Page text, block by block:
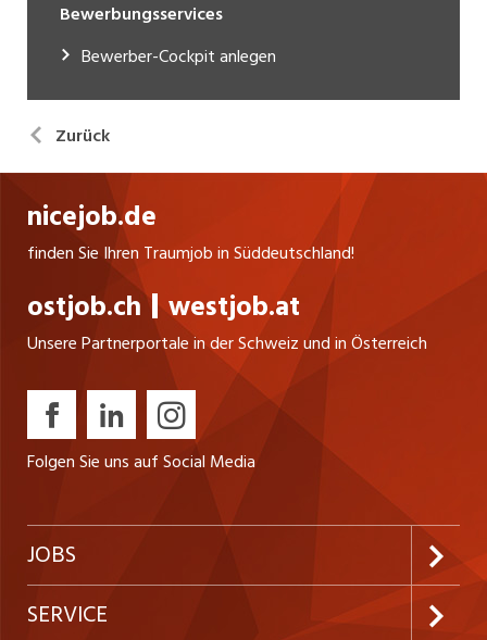
Bewerbungsservices
Bewerber-Cockpit anlegen
Zurück
nicejob.de
finden Sie Ihren Traumjob in Süddeutschland!
ostjob.ch westjob.at
Unsere Partnerportale in der Schweiz und in Österreich
Folgen Sie uns auf Social Media
JOBS
Jobabo abonnieren
SERVICE